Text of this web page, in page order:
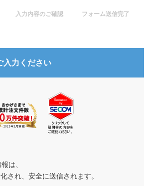
入力内容のご確認 フォーム送信完了
入力ください
は、
され、安全に送信されます。